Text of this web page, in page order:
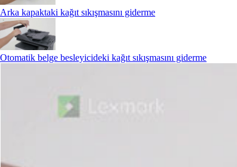
Arka kapaktaki kağıt sıkışmasını giderme
Otomatik belge besleyicideki kağıt sıkışmasını giderme